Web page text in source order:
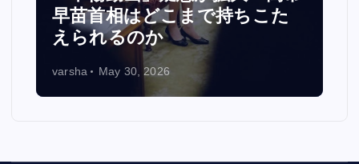
早苗首相はどこまで持ちこた
えられるのか
varsha May 30, 2026